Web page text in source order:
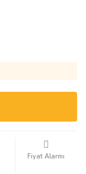
Fiyat Alarmı